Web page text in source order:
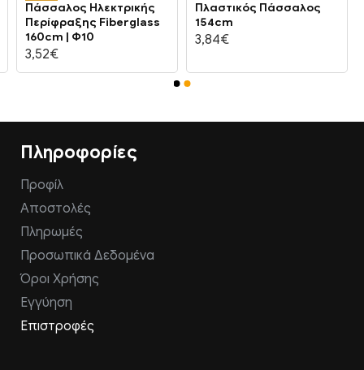
Πάσσαλος Ηλεκτρικής
Περίφραξης Fiberglass
160cm | Φ10
3,52€
Πλαστικός Πάσσαλος
154cm
3,84€
Πληροφορίες
Προφίλ
Αποστολές
Πληρωμές
Προσωπικά Δεδομένα
Όροι Χρήσης
Εγγύηση
Επιστροφές